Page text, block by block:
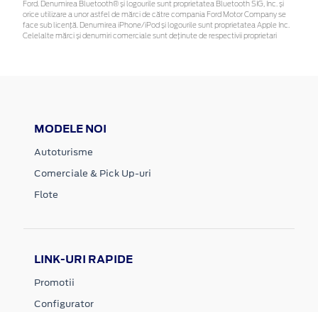
Ford. Denumirea Bluetooth® și logourile sunt proprietatea Bluetooth SIG, Inc. și
orice utilizare a unor astfel de mărci de către compania Ford Motor Company se
face sub licență. Denumirea iPhone/iPod și logourile sunt proprietatea Apple Inc.
Celelalte mărci și denumiri comerciale sunt deținute de respectivii proprietari
MODELE NOI
Autoturisme
Comerciale & Pick Up-uri
Flote
LINK-URI RAPIDE
Promotii
Configurator